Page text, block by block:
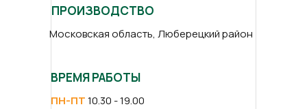
ПРОИЗВОДСТВО
ВРЕМЯ РАБОТЫ
Московская область, Люберецкий район
ПН-ПТ10.30 - 19.00